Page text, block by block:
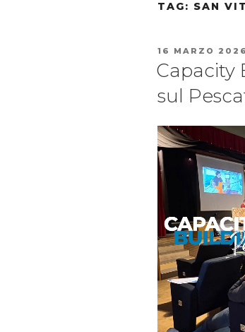
TAG: SAN
16 MARZO 2026
Capacity
sul